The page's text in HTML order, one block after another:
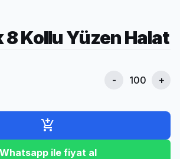
8 Kollu Yüzen Halat
- +
add_shopping_cart
Whatsapp ile fiyat al